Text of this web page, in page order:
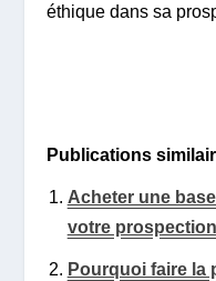
éthique dans sa
Publications
Acheter une
votre prospection
Pourquoi faire la